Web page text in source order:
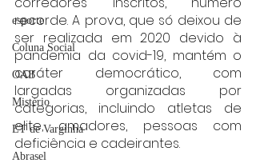
esporte
Coluna Social
OAB
Mistério
ET de Varginha
Abrasel
recorde. A prova, que só deixou de
ser realizada em 2020 devido à
pandemia da covid-19, mantém o
caráter democrático, com
largadas organizadas por
categorias, incluindo atletas de
elite, amadores, pessoas com
deficiência e cadeirantes.